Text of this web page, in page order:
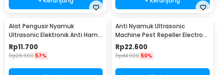
Alat Pengusir Nyamuk
Ultrasonic Elektronik Anti Hama
Tikus Non Racun - UL1559
Rp11.700
Rp26.900 57%
Anti Nyamuk Ultrasonic
Machine Pest Repeller Electro
EU Plug - HR-533
Rp22.600
Rp44.900 50%